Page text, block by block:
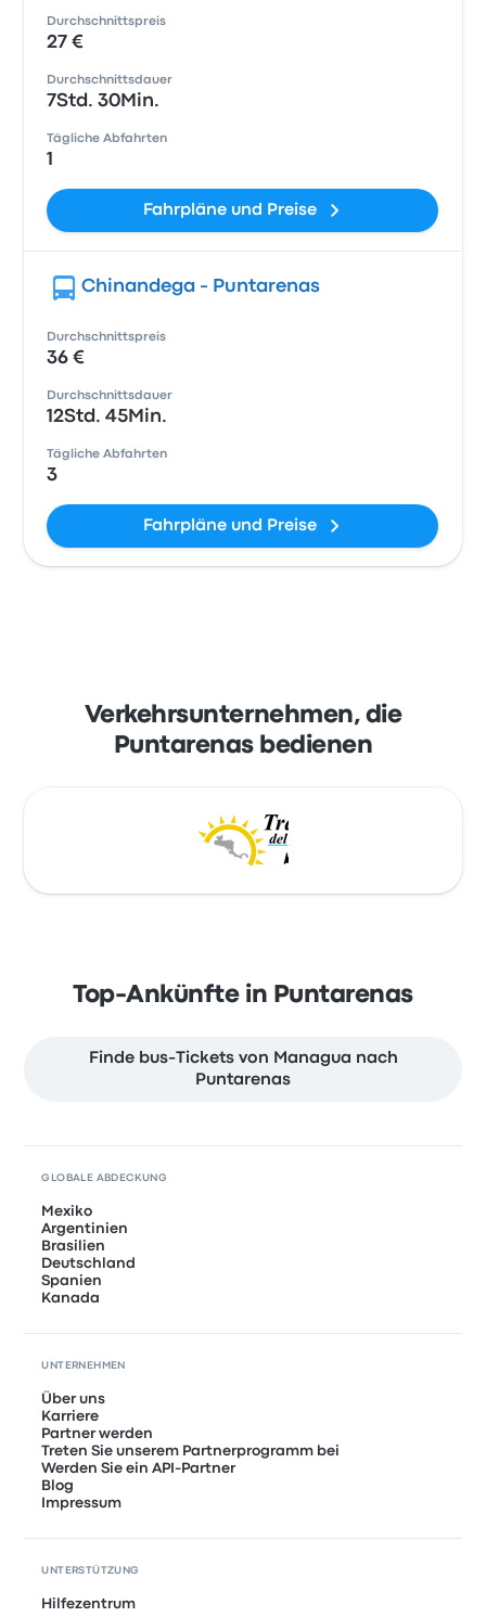
Durchschnittspreis
27 €
Durchschnittsdauer
7Std. 30Min.
Tägliche Abfahrten
1
Fahrpläne und Preise
Chinandega - Puntarenas
Durchschnittspreis
36 €
Durchschnittsdauer
12Std. 45Min.
Tägliche Abfahrten
3
Fahrpläne und Preise
Verkehrsunternehmen, die
Puntarenas bedienen
Top-Ankünfte in Puntarenas
Finde bus-Tickets von Managua nach
Puntarenas
GLOBALE ABDECKUNG
Mexiko
Argentinien
Brasilien
Deutschland
Spanien
Kanada
UNTERNEHMEN
Über uns
Karriere
Partner werden
Treten Sie unserem Partnerprogramm bei
Werden Sie ein API-Partner
Blog
Impressum
UNTERSTÜTZUNG
Hilfezentrum